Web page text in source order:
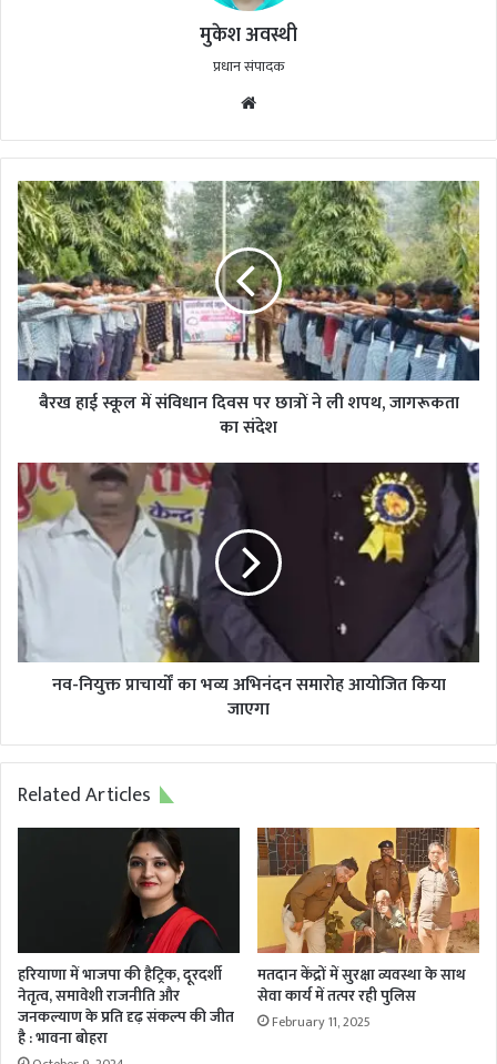
मुकेश अवस्थी
प्रधान संपादक
बैरख
हाई
स्कूल
में
संविधान
दिवस
पर
छात्रों
ने
का
संदेश
बैरख हाई स्कूल में संविधान दिवस पर छात्रों ने ली शपथ, जागरूकता
का संदेश
नव-
नियुक्त
प्राचार्यों
का
भव्य
अभिनंदन
समारोह
आयोजित
किया
नव-नियुक्त प्राचार्यों का भव्य अभिनंदन समारोह आयोजित किया
जाएगा
Related Articles
हरियाणा में भाजपा की हैट्रिक, दूरदर्शी
नेतृत्व, समावेशी राजनीति और
जनकल्याण के प्रति दृढ़ संकल्प की जीत
है : भावना बोहरा
मतदान केंद्रों में सुरक्षा व्यवस्था के साथ
सेवा कार्य में तत्पर रही पुलिस
February 11, 2025